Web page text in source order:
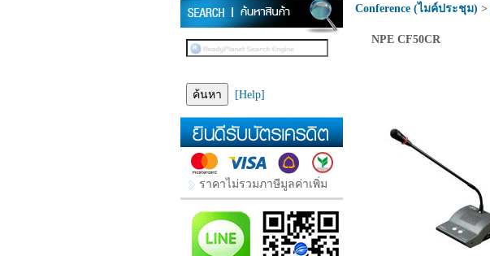
[Help]
ราคาไม่รวมภาษีมูลค่าเพิ่ม
Conference (ไมค์ประชุม) >
NPE CF50CR